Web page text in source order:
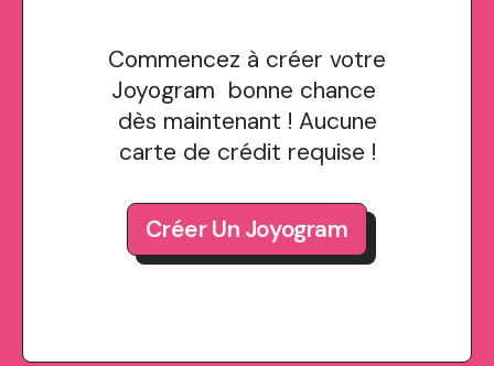
Commencez à créer votre
Joyogram bonne chance
dès maintenant ! Aucune
carte de crédit requise !
Créer Un Joyogram